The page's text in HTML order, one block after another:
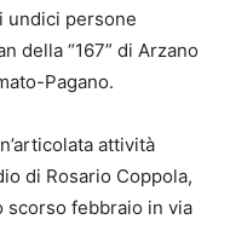
undici persone
della “167” di Arzano
Pagano.
attività
di Rosario Coppola,
scorso febbraio in via